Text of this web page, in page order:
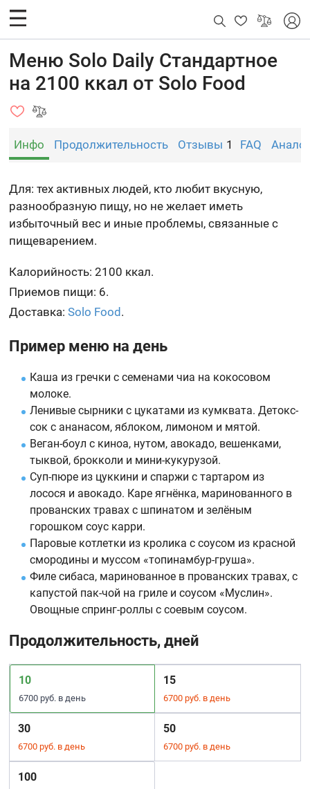
Меню Solo Daily Стандартное
на 2100 ккал от Solo Food
Инфо Продолжительность Отзывы 1 FAQ
Для: тех активных людей, кто любит вкусную,
разнообразную пищу, но не желает иметь
избыточный вес и иные проблемы, связанные с
пищеварением.
Калорийность: 2100 ккал.
Приемов пищи: 6.
Доставка:Solo Food .
Пример меню на день
Каша из гречки с семенами чиа на кокосовом
молоке.
Ленивые сырники с цукатами из кумквата. Детокс-
сок с ананасом, яблоком, лимоном и мятой.
Веган-боул с киноа, нутом, авокадо, вешенками,
тыквой, брокколи и мини-кукурузой.
Суп-пюре из цуккини и спаржи с тартаром из
лосося и авокадо. Каре ягнёнка, маринованного в
прованских травах с шпинатом и зелёным
горошком соус карри.
Паровые котлетки из кролика с соусом из красной
смородины и муссом «топинамбур-груша».
Филе сибаса, маринованное в прованских травах, с
капустой пак-чой на гриле и соусом «Муслин».
Овощные спринг-роллы с соевым соусом.
Продолжительность, дней
10
6700 руб. в день
15
6700 руб. в день
30
6700 руб. в день
50
6700 руб. в день
100